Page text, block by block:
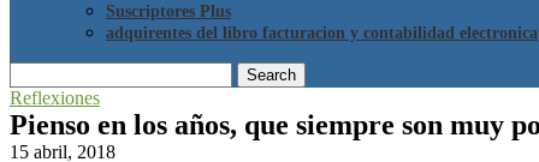
Suscriptores Plus
adquirentes del libro facturacion y contabilidad electronica
Search
Reflexiones
Pienso en los años, que siempre son muy
15 abril, 2018